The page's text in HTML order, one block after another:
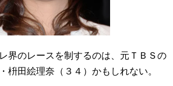
界のレースを制するのは、元ＴＢＳの
枡田絵理奈（３４）かもしれない。